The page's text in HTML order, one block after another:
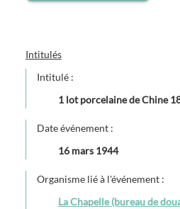
Intitulés
Intitulé :
1 lot porcelaine de Chine
Date événement :
16 mars 1944
Organisme lié à l'événement :
La Chapelle (bureau de